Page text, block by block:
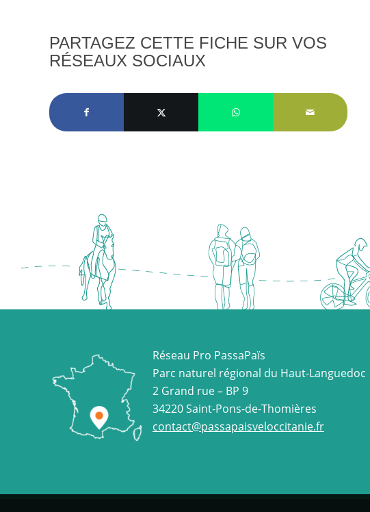
PARTAGEZ CETTE FICHE SUR VOS
RÉSEAUX SOCIAUX
Réseau Pro PassaPaïs
Parc naturel régional du Haut-Languedoc
2 Grand rue – BP 9
34220 Saint-Pons-de-Thomières
contact@passapaisveloccitanie.fr